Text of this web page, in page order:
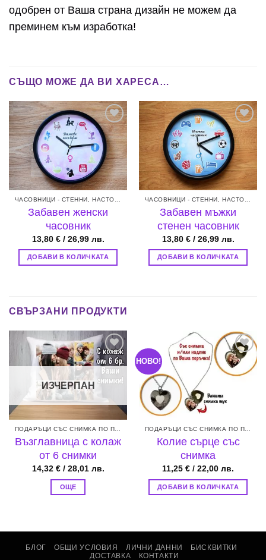
одобрен от Ваша страна дизайн не можем да
преминем към изработка!
СЪЩО МОЖЕ ДА ВИ ХАРЕСА…
Add to
wishlist
Забавен женски
часовник
13,80 €/ 26,99 лв.
ДОБАВИ В КОЛИЧКАТА
Add to
wishlist
Забавен мъжки
стенен часовник
13,80 €/ 26,99 лв.
ДОБАВИ В КОЛИЧКАТА
СВЪРЗАНИ ПРОДУКТИ
Add to
wishlist
ИЗЧЕРПАН
ПОДАРЪЦИ СЪС СНИМКА ПО ПОРЪЧКА
Възглавница с колаж
от 6 снимки
14,32 €/ 28,01 лв.
ОЩЕ
НОВО!
Add to
wishlist
ПОДАРЪЦИ СЪС СНИМКА ПО ПОРЪЧКА
Колие сърце със
снимка
11,25 € / 22,00 лв.
ДОБАВИ В КОЛИЧКАТА
БЛОГ ОБЩИ УСЛОВИЯ ЛИЧНИ ДАННИ
БИСКВИТКИ
ДОСТАВКА
КОНТАКТИ